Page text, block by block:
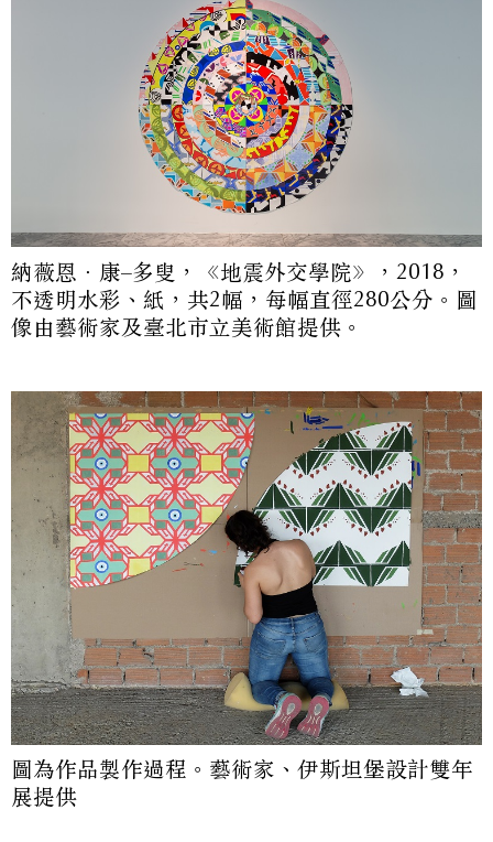
納薇恩．康–多叟，《地震外交學院》，2018，
不透明水彩、紙，共2幅，每幅直徑280公分。圖
像由藝術家及臺北市立美術館提供。
圖為作品製作過程。藝術家、伊斯坦堡設計雙年
展提供